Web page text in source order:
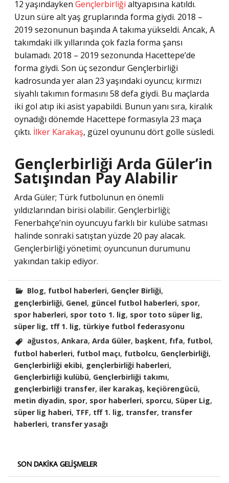
12 yaşındayken Gençlerbirliği altyapısına katıldı.
Uzun süre alt yaş gruplarında forma giydi. 2018 –
2019 sezonunun başında A takıma yükseldi. Ancak, A
takımdaki ilk yıllarında çok fazla forma şansı
bulamadı. 2018 – 2019 sezonunda Hacettepe’de
forma giydi. Son üç sezondur Gençlerbirliği
kadrosunda yer alan 23 yaşındaki oyuncu; kırmızı
siyahlı takımın formasını 58 defa giydi. Bu maçlarda
iki gol atıp iki asist yapabildi. Bunun yanı sıra, kiralık
oynadığı dönemde Hacettepe formasıyla 23 maça
çıktı. İlker Karakaş, güzel oyununu dört golle süsledi.
Gençlerbirliği Arda Güler’in
Satışından Pay Alabilir
Arda Güler; Türk futbolunun en önemli
yıldızlarından birisi olabilir. Gençlerbirliği;
Fenerbahçe’nin oyuncuyu farklı bir kulübe satması
halinde sonraki satıştan yüzde 20 pay alacak.
Gençlerbirliği yönetimi; oyuncunun durumunu
yakından takip ediyor.
Blog, futbol haberleri, Gençler Birliği,
gençlerbirliği, Genel, güncel futbol haberleri, spor,
spor haberleri, spor toto 1. lig, spor toto süper lig,
süper lig, tff 1. lig, türkiye futbol federasyonu
ağustos,Ankara,Arda Güler, başkent, fıfa, futbol,
futbol haberleri, futbol maçı, futbolcu, Gençlerbirliği,
Gençlerbirliği ekibi, gençlerbirliği haberleri,
Gençlerbirliği kulübü, Gençlerbirliği takımı,
gençlerbirliği transfer, iler karakaş, keçiörengücü,
metin diyadin, spor, spor haberleri, sporcu, Süper Lig,
süper lig haberi, TFF, tff 1. lig, transfer, transfer
haberleri, transfer yasağı
SON DAKIKA GELIŞMELER